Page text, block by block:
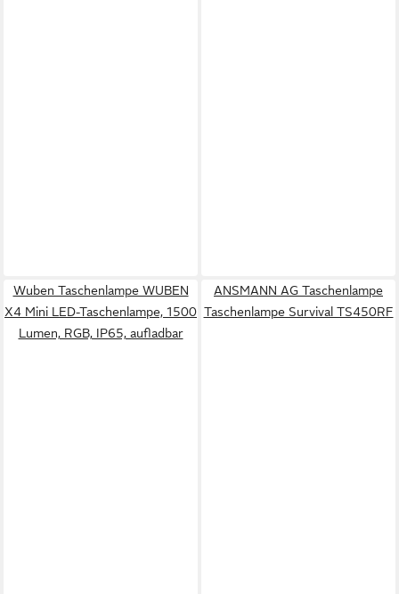
Wuben Taschenlampe WUBEN
X4 Mini LED-Taschenlampe, 1500
Lumen, RGB, IP65, aufladbar
ANSMANN AG Taschenlampe
Taschenlampe Survival TS450RF